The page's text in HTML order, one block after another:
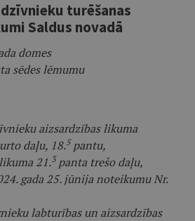
turēšanas
Saldus novadā
domes
sēdes lēmumu
aizsardzības likuma
daļu, 18.5pantu,
21.3panta trešo daļu,
gada 25. jūnija noteikumu Nr.
labturības un aizsardzības